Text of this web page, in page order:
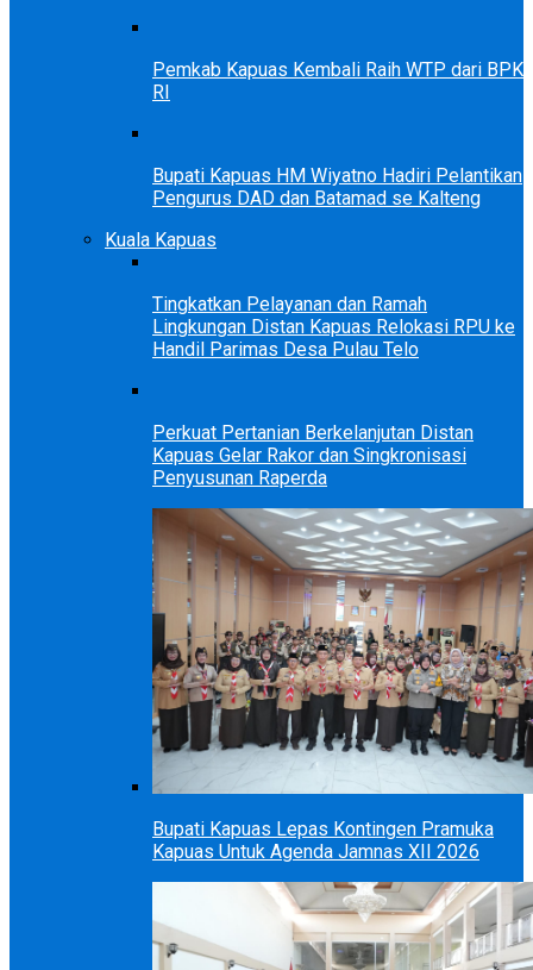
Pemkab Kapuas Kembali Raih WTP dari BPK
RI
Bupati Kapuas HM Wiyatno Hadiri Pelantikan
Pengurus DAD dan Batamad se Kalteng
Kuala Kapuas
Tingkatkan Pelayanan dan Ramah
Lingkungan Distan Kapuas Relokasi RPU ke
Handil Parimas Desa Pulau Telo
Perkuat Pertanian Berkelanjutan Distan
Kapuas Gelar Rakor dan Singkronisasi
Penyusunan Raperda
Bupati Kapuas Lepas Kontingen Pramuka
Kapuas Untuk Agenda Jamnas XII 2026